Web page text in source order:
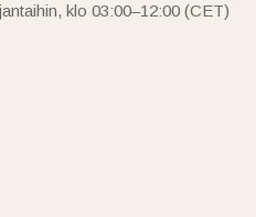
klo 03:00–12:00 (CET)